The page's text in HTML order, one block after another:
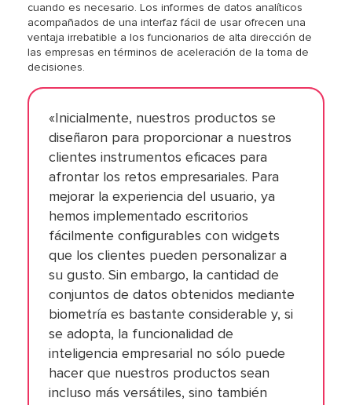
cuando es necesario. Los informes de datos analíticos
acompañados de una interfaz fácil de usar ofrecen una
ventaja irrebatible a los funcionarios de alta dirección de
las empresas en términos de aceleración de la toma de
decisiones.
«Inicialmente, nuestros productos se
diseñaron para proporcionar a nuestros
clientes instrumentos eficaces para
afrontar los retos empresariales. Para
mejorar la experiencia del usuario, ya
hemos implementado escritorios
fácilmente configurables con widgets
que los clientes pueden personalizar a
su gusto. Sin embargo, la cantidad de
conjuntos de datos obtenidos mediante
biometría es bastante considerable y, si
se adopta, la funcionalidad de
inteligencia empresarial no sólo puede
hacer que nuestros productos sean
incluso más versátiles, sino también